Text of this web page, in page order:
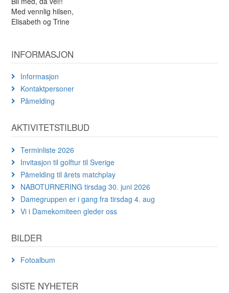
Med vennlig hilsen,
Elisabeth og Trine
INFORMASJON
Informasjon
Kontaktpersoner
Påmelding
AKTIVITETSTILBUD
Terminliste 2026
Invitasjon til golftur til Sverige
Påmelding til årets matchplay
NABOTURNERING tirsdag 30. juni 2026
Damegruppen er i gang fra tirsdag 4. aug
Vi i Damekomiteen gleder oss
BILDER
Fotoalbum
SISTE NYHETER